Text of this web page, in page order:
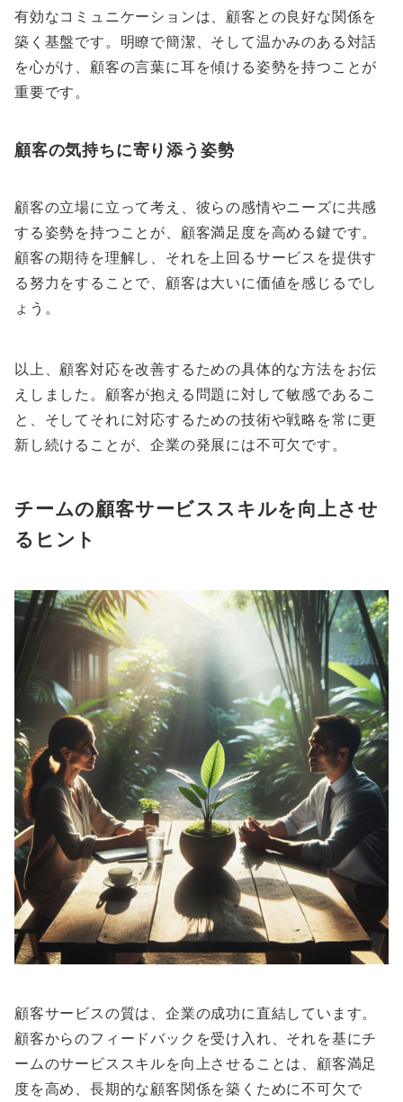
有効なコミュニケーションは、顧客との良好な関係を
築く基盤です。明瞭で簡潔、そして温かみのある対話
を心がけ、顧客の言葉に耳を傾ける姿勢を持つことが
重要です。
顧客の気持ちに寄り添う姿勢
顧客の立場に立って考え、彼らの感情やニーズに共感
する姿勢を持つことが、顧客満足度を高める鍵です。
顧客の期待を理解し、それを上回るサービスを提供す
る努力をすることで、顧客は大いに価値を感じるでし
ょう。
以上、顧客対応を改善するための具体的な方法をお伝
えしました。顧客が抱える問題に対して敏感であるこ
と、そしてそれに対応するための技術や戦略を常に更
新し続けることが、企業の発展には不可欠です。
チームの顧客サービススキルを向上させ
るヒント
顧客サービスの質は、企業の成功に直結しています。
顧客からのフィードバックを受け入れ、それを基にチ
ームのサービススキルを向上させることは、顧客満足
度を高め、長期的な顧客関係を築くために不可欠で